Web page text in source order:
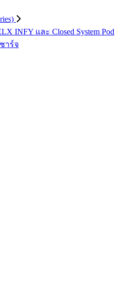
INFY และ Closed System Pod
าร์จ